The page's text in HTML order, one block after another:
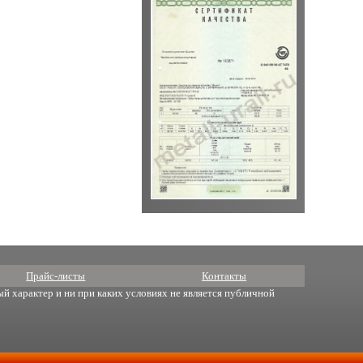
Прайс-листы Контакты
характер и ни при каких условиях не является публичной